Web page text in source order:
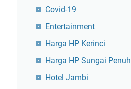
Covid-19
Entertainment
Harga HP Kerinci
Harga HP Sungai Penuh
Hotel Jambi